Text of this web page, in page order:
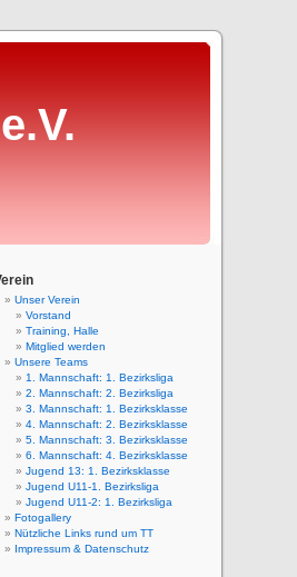
Unser Verein
Vorstand
Training, Halle
Mitglied werden
Unsere Teams
1. Mannschaft: 1. Bezirksliga
2. Mannschaft: 2. Bezirksliga
3. Mannschaft: 1. Bezirksklasse
4. Mannschaft: 2. Bezirksklasse
5. Mannschaft: 3. Bezirksklasse
6. Mannschaft: 4. Bezirksklasse
Jugend 13: 1. Bezirksklasse
Jugend U11-1. Bezirksliga
Jugend U11-2: 1. Bezirksliga
Fotogallery
Nützliche Links rund um TT
Impressum & Datenschutz